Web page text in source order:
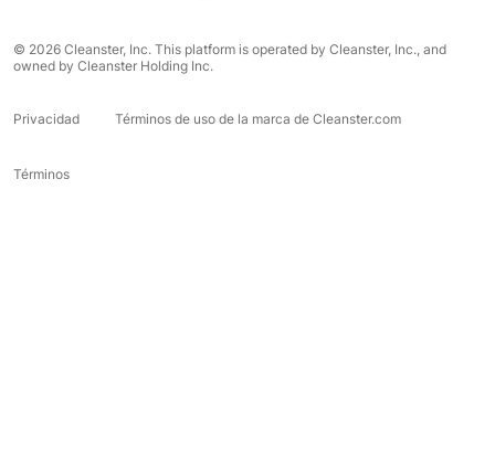
© 2026 Cleanster, Inc. This platform is operated by Cleanster, Inc., and
owned by Cleanster Holding Inc.
Privacidad Términos de uso de la marca de Cleanster.com
Términos